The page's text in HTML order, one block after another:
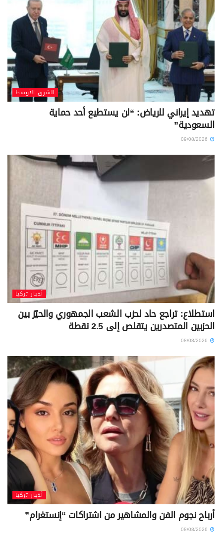
الشرق الأوسط
تهديد إيراني للرياض: “لن يستطيع أحد حماية
السعودية”
أخبار تركيا
استطلاع: تراجع حاد لحزب الشعب الجمهوري والحيّز بين
الحزبين المتصدرين يتقلص إلى 2.5 نقطة
أخبار تركيا
أرباح نجوم الفن والمشاهير من اشتراكات “إنستغرام”